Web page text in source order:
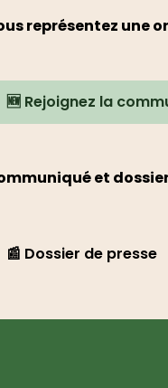
représentez une
🆕 Rejoignez la
et
📰 Dossier de presse